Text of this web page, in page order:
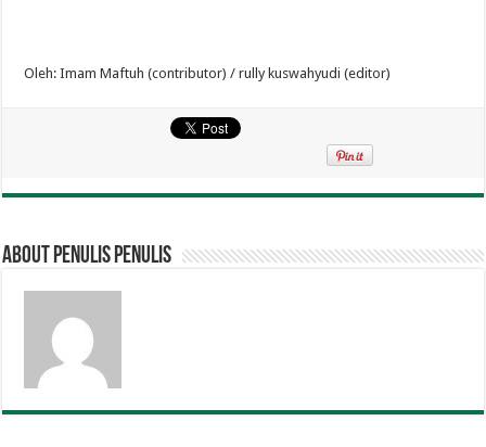
Oleh: Imam Maftuh (contributor) / rully kuswahyudi (editor)
About penulis penulis